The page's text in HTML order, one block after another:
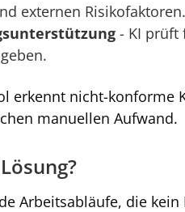
externen Risikofaktoren.
- KI prüft
erkennt nicht-konforme
manuellen Aufwand.
Arbeitsabläufe, die kein